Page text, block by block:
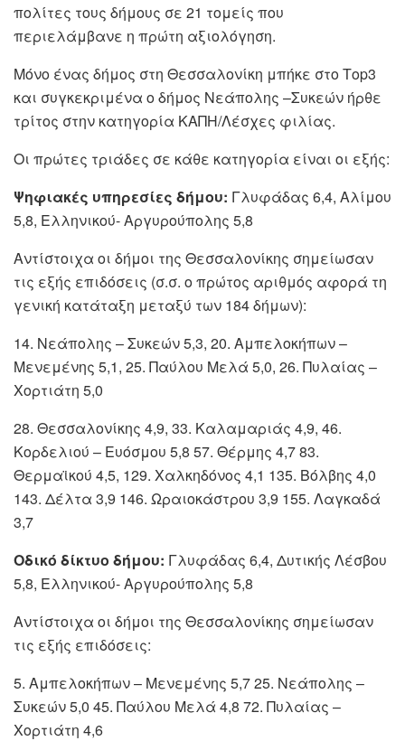
πολίτες τους δήμους σε 21 τομείς που
περιελάμβανε η πρώτη αξιολόγηση.
Μόνο ένας δήμος στη Θεσσαλονίκη μπήκε στο Τοp3
και συγκεκριμένα ο δήμος Νεάπολης –Συκεών ήρθε
τρίτος στην κατηγορία ΚΑΠΗ/Λέσχες φιλίας.
Οι πρώτες τριάδες σε κάθε κατηγορία είναι οι εξής:
Ψηφιακές υπηρεσίες δήμου: Γλυφάδας 6,4, Αλίμου
5,8, Ελληνικού- Αργυρούπολης 5,8
Αντίστοιχα οι δήμοι της Θεσσαλονίκης σημείωσαν
τις εξής επιδόσεις (σ.σ. ο πρώτος αριθμός αφορά τη
γενική κατάταξη μεταξύ των 184 δήμων):
14. Νεάπολης – Συκεών 5,3, 20. Αμπελοκήπων –
Μενεμένης 5,1, 25. Παύλου Μελά 5,0, 26. Πυλαίας –
Χορτιάτη 5,0
28. Θεσσαλονίκης 4,9, 33. Καλαμαριάς 4,9, 46.
Κορδελιού – Ευόσμου 5,8 57. Θέρμης 4,7 83.
Θερμαϊκού 4,5, 129. Χαλκηδόνος 4,1 135. Βόλβης 4,0
143. Δέλτα 3,9 146. Ωραιοκάστρου 3,9 155. Λαγκαδά
3,7
Οδικό δίκτυο δήμου: Γλυφάδας 6,4, Δυτικής Λέσβου
5,8, Ελληνικού- Αργυρούπολης 5,8
Αντίστοιχα οι δήμοι της Θεσσαλονίκης σημείωσαν
τις εξής επιδόσεις:
5. Αμπελοκήπων – Μενεμένης 5,7 25. Νεάπολης –
Συκεών 5,0 45. Παύλου Μελά 4,8 72. Πυλαίας –
Χορτιάτη 4,6